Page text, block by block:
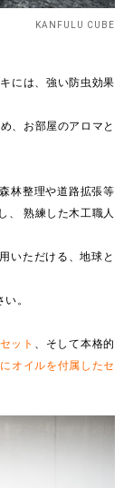
KANFULU CUBE
には、強い防虫効果
、お部屋のアロマと
林整理や道路拡張等
、 熟練した木工職人
いただける、地球と
。
ット 、そして本格的
オイルを付属したセ